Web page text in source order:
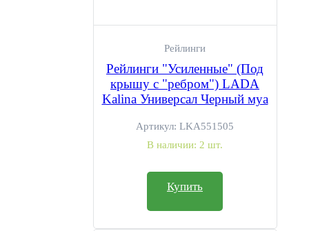
Рейлинги
Рейлинги "Усиленные" (Под
крышу с "ребром") LADA
Kalina Универсал Черный муа
Артикул: LKA551505
В наличии: 2 шт.
Купить